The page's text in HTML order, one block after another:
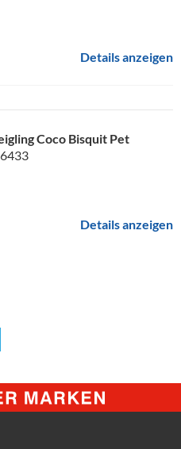
Details anzeigen
Coco Bisquit Pet
Details anzeigen